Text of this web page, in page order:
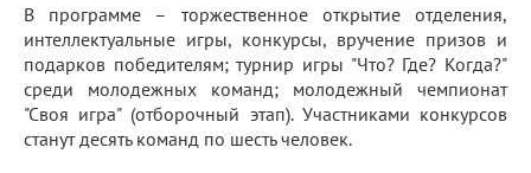
В программе – торжественное открытие отделения,
интеллектуальные игры, конкурсы, вручение призов и
подарков победителям; турнир игры "Что? Где? Когда?"
среди молодежных команд; молодежный чемпионат
"Своя игра" (отборочный этап). Участниками конкурсов
станут десять команд по шесть человек.